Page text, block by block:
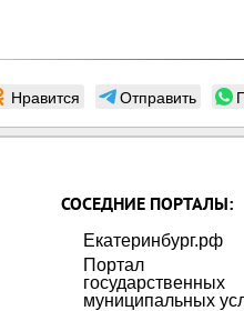
Нравится Отправить
СОСЕДНИЕ ПОРТАЛЫ:
Екатеринбург.рф
Портал
государственных
муниципальных